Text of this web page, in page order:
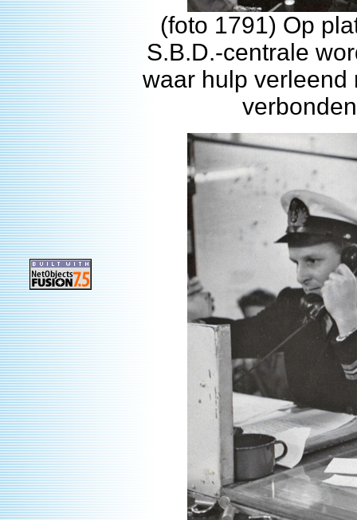
(foto 1791) Op
S.B.D.-centrale
waar hulp verleend